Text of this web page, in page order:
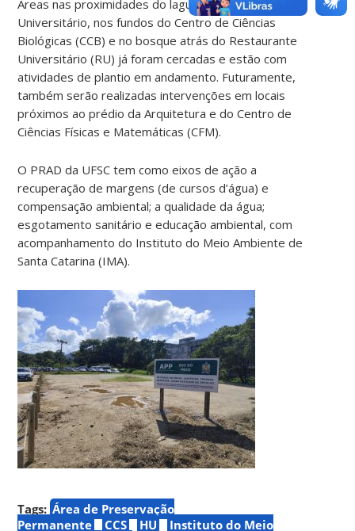
Áreas nas proximidades do laguinho do Hospital
Universitário, nos fundos do Centro de Ciências
Biológicas (CCB) e no bosque atrás do Restaurante
Universitário (RU) já foram cercadas e estão com
atividades de plantio em andamento. Futuramente,
também serão realizadas intervenções em locais
próximos ao prédio da Arquitetura e do Centro de
Ciências Físicas e Matemáticas (CFM).
O PRAD da UFSC tem como eixos de ação a
recuperação de margens (de cursos d’água) e
compensação ambiental; a qualidade da água;
esgotamento sanitário e educação ambiental, com
acompanhamento do Instituto do Meio Ambiente de
Santa Catarina (IMA).
Tags: Área de Preservação
Permanente
CCS HU
Instituto do Meio